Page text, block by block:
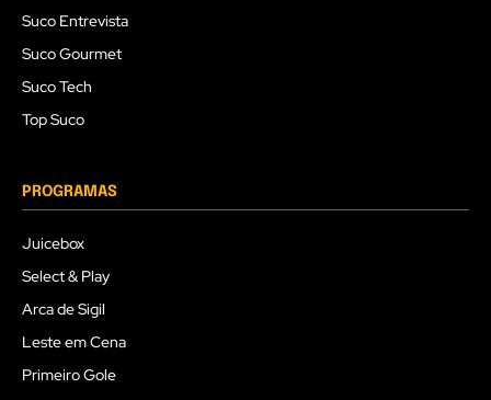
Suco Entrevista
Suco Gourmet
Suco Tech
Top Suco
PROGRAMAS
Juicebox
Select & Play
Arca de Sigil
Leste em Cena
Primeiro Gole